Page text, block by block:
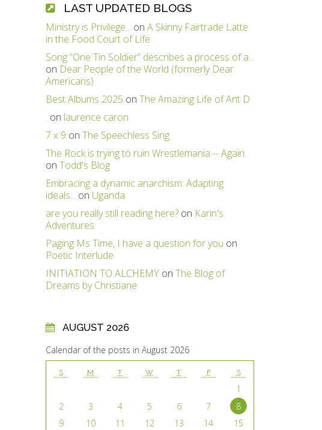
LAST UPDATED BLOGS
Ministry is Privilege... onA Skinny Fairtrade Latte
in the Food Court of Life
Song ”One Tin Soldier” describes a process of a...
on Dear People of the World (formerly Dear
Americans)
Best Albums 2025 onThe Amazing Life of Ant D
. on laurence caron
7 x 9 onThe Speechless Sing
The Rock is trying to ruin Wrestlemania -- Again.
onTodd's Blog
Embracing a dynamic anarchism: Adapting
ideals... on Uganda
are you really still reading here? on Karin's
Adventures
Paging Ms Time, I have a question for you on
Poetic Interlude
INITIATION TO ALCHEMY onThe Blog of
Dreams by Christiane
AUGUST 2026
Calendar of the posts in August 2026
S M T W T F S
1
2
3 4 5 6 7
8
9
10 11 12 13 14
15